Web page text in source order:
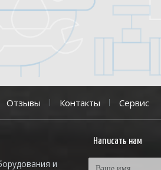
Отзывы Контакты Сервис
и
Написать нам